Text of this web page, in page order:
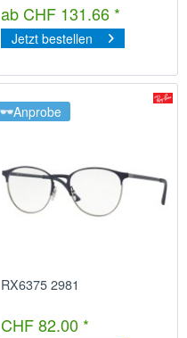
ab CHF 131.66 *
Jetzt bestellen
Anprobe
RX6375 2981
CHF 82.00 *